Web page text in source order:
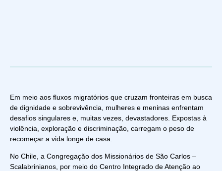
Em meio aos fluxos migratórios que cruzam fronteiras em busca
de dignidade e sobrevivência, mulheres e meninas enfrentam
desafios singulares e, muitas vezes, devastadores. Expostas à
violência, exploração e discriminação, carregam o peso de
recomeçar a vida longe de casa.
No Chile, a Congregação dos Missionários de São Carlos –
Scalabrinianos, por meio do Centro Integrado de Atenção ao